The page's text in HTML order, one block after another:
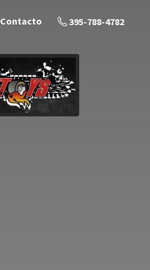
Contacto 395-788-4782